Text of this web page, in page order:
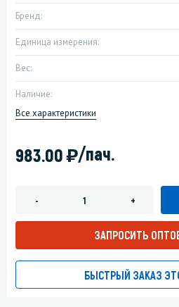
Бренд:
Единица измерения:
Вес:
Наличие:
Все характеристики
983.00)/пач.
- +
ЗАПРОСИТЬ
БЫСТРЫЙ ЗАКАЗ